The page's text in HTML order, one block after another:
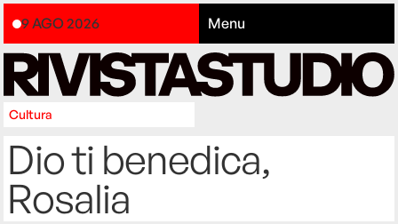
9 AGO 2026 Menu
Cultura
Dio ti benedica,
Rosalia